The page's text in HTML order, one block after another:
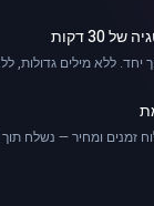
30 דקות
יחד. ללא מילים גדולות,